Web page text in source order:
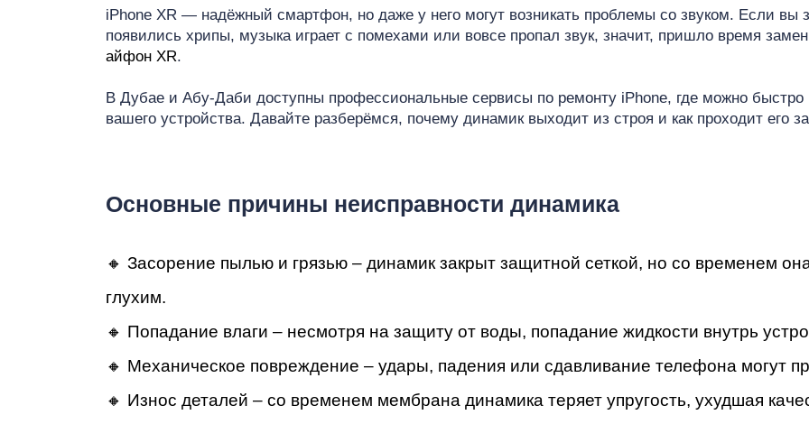
iPad
iPhone XR — надёжный смартфон, но даже у него могут возникать проблемы со звуком. Если вы
появились хрипы, музыка играет с помехами или вовсе пропал звук, значит, пришло время
айфон XR.
В Дубае и Абу-Даби доступны профессиональные сервисы по ремонту iPhone, где можно быстро
вашего устройства. Давайте разберёмся, почему динамик выходит из строя и как проходит его
Основные причины неисправности динамика
🔸 Засорение пылью и грязью – динамик закрыт защитной сеткой, но со временем
глухим.
🔸 Попадание влаги – несмотря на защиту от воды, попадание жидкости внутрь
🔸 Механическое повреждение – удары, падения или сдавливание телефона могут
🔸 Износ деталей – со временем мембрана динамика теряет упругость, ухудшая